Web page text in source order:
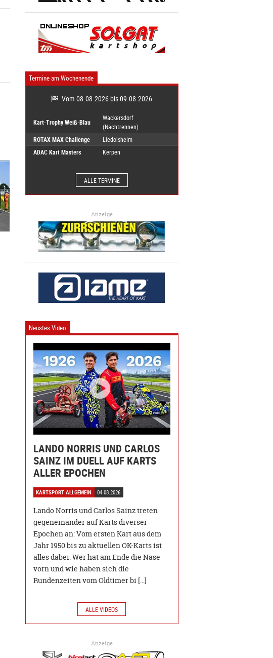
Termine am Wochenende
Vom 08.08.2026 bis 09.08.2026
Kart-Trophy Weiß-Blau
Wackersdorf
(Nachtrennen)
ROTAX MAX Challenge
Liedolsheim
ADAC Kart Masters
Kerpen
ALLE TERMINE
Anzeige
Neustes Video
LANDO NORRIS UND CARLOS
SAINZ IM DUELL AUF KARTS
ALLER EPOCHEN
KARTSPORT ALLGEMEIN 04.08.2026
Lando Norris und Carlos Sainz treten
gegeneinander auf Karts diverser
Epochen an: Vom ersten Kart aus dem
Jahr 1950 bis zu aktuellen OK-Karts ist
alles dabei. Wer hat am Ende die Nase
vorn und wie haben sich die
Rundenzeiten vom Oldtimer bi […]
ALLE VIDEOS
Anzeige